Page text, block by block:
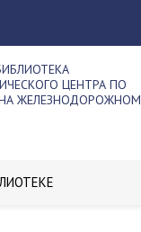
ЦЕНТРА ПО
ЖЕЛЕЗНОДОРОЖНОМ